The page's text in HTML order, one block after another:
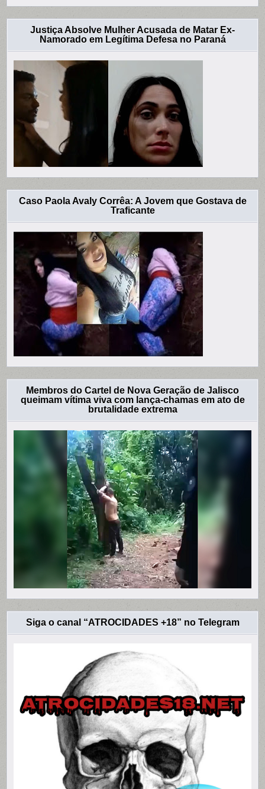
Justiça Absolve Mulher Acusada de Matar Ex-
Namorado em Legítima Defesa no Paraná
Caso Paola Avaly Corrêa: A Jovem que Gostava de
Traficante
Membros do Cartel de Nova Geração de Jalisco
queimam vítima viva com lança-chamas em ato de
brutalidade extrema
Siga o canal “ATROCIDADES +18” no Telegram